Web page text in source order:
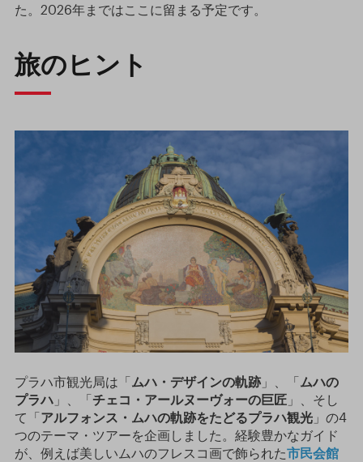
た。2026年まではここに留まる予定です。
旅のヒント
プラハ市観光局は「ムハ・デザインの軌跡 」、「ムハの
プラハ 」、「チェコ・アールヌーヴォーの巨匠 」、そし
て「アルフォンス・ムハの軌跡をたどるプラハ観光 」の4
つのテーマ・ツアーを企画しました。経験豊かなガイド
が、例えば美しいムハのフレスコ画で飾られた市民会館